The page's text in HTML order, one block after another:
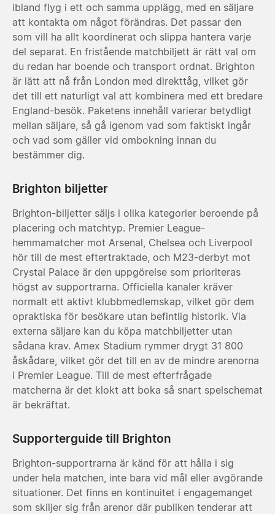
ibland flyg i ett och samma upplägg, med en säljare
att kontakta om något förändras. Det passar den
som vill ha allt koordinerat och slippa hantera varje
del separat. En fristående matchbiljett är rätt val om
du redan har boende och transport ordnat. Brighton
är lätt att nå från London med direkttåg, vilket gör
det till ett naturligt val att kombinera med ett bredare
England-besök. Paketens innehåll varierar betydligt
mellan säljare, så gå igenom vad som faktiskt ingår
och vad som gäller vid ombokning innan du
bestämmer dig.
Brighton biljetter
Brighton-biljetter säljs i olika kategorier beroende på
placering och matchtyp. Premier League-
hemmamatcher mot Arsenal, Chelsea och Liverpool
hör till de mest eftertraktade, och M23-derbyt mot
Crystal Palace är den uppgörelse som prioriteras
högst av supportrarna. Officiella kanaler kräver
normalt ett aktivt klubbmedlemskap, vilket gör dem
opraktiska för besökare utan befintlig historik. Via
externa säljare kan du köpa matchbiljetter utan
sådana krav. Amex Stadium rymmer drygt 31 800
åskådare, vilket gör det till en av de mindre arenorna
i Premier League. Till de mest efterfrågade
matcherna är det klokt att boka så snart spelschemat
är bekräftat.
Supporterguide till Brighton
Brighton-supportrarna är känd för att hålla i sig
under hela matchen, inte bara vid mål eller avgörande
situationer. Det finns en kontinuitet i engagemanget
som skiljer sig från arenor där publiken tenderar att